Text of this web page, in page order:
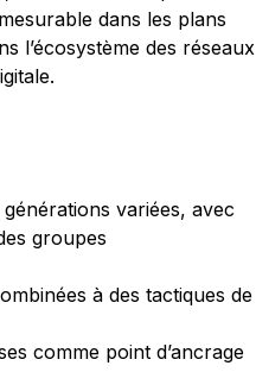
dans les plans
l’écosystème des réseaux
variées, avec
groupes
à des tactiques de
comme point d’ancrage